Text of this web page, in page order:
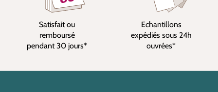
Satisfait ou
remboursé
pendant 30 jours*
Echantillons
expédiés sous 24h
ouvrées*